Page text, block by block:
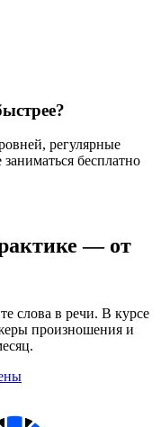
регулярные
бесплатно
— от
слова в речи. В курсе
произношения и